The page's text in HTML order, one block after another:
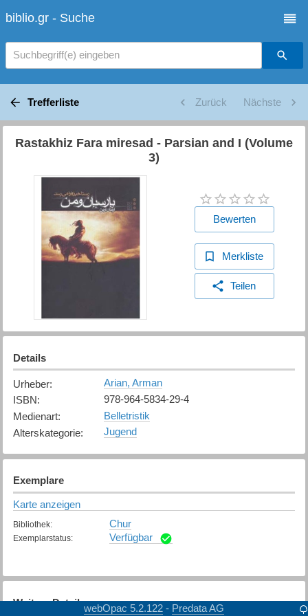
biblio.gr - Suche
Suchbegriff(e) eingeben
Trefferliste Zurück Nächste
Rastakhiz Fara miresad - Parsian and I (Volume
3)
Bewerten
Merkliste
Teilen
Details
Urheber:
Arian, Arman
ISBN:
978-964-5834-29-4
Medienart:
Belletristik
Alterskategorie: Jugend
Exemplare
Karte anzeigen
Bibliothek: Chur
Exemplarstatus: Verfügbar
Weitere DetailswebOpac 5.2.122 - Predata AG